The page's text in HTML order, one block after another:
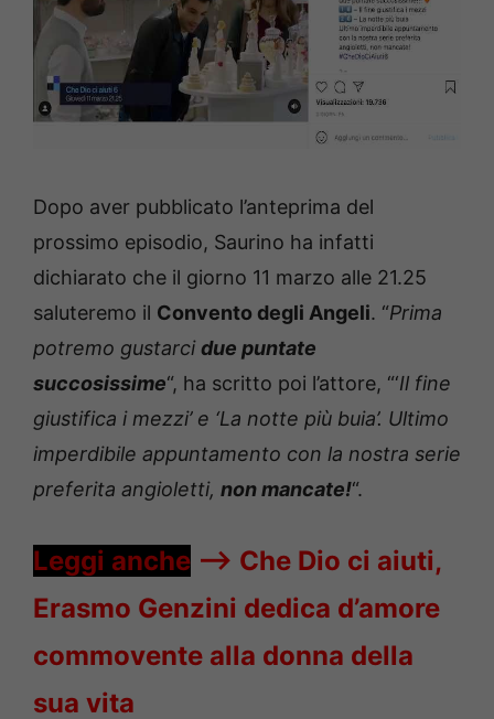
Dopo aver pubblicato l’anteprima del
prossimo episodio, Saurino ha infatti
dichiarato che il giorno 11 marzo alle 21.25
saluteremo il Convento degli Angeli. “Prima
potremo gustarcidue puntate
succosissime“, ha scritto poi l’attore, “‘Il fine
giustifica i mezzi’ e ‘La notte più buia’. Ultimo
imperdibile appuntamento con la nostra serie
preferita angioletti, non mancate!“.
Leggi anche —-> Che Dio ci aiuti,
Erasmo Genzini dedica d’amore
commovente alla donna della
sua vita